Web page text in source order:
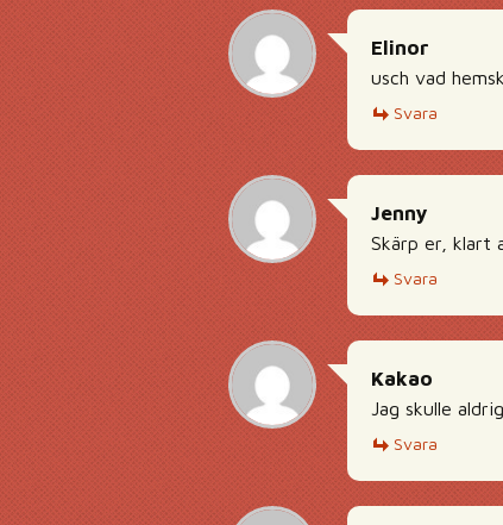
Elinor
usch vad
Svara
Jenny
Skärp er, klart
Svara
Kakao
Jag skulle
Svara